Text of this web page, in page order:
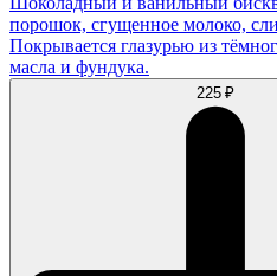
порошок, сгущенное молоко,
Покрывается глазурью из
масла и фундука.
225 ₽